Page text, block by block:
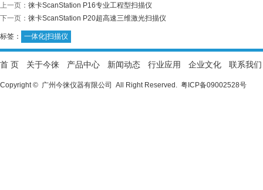
上一页： 徕卡ScanStation P16专业工程型扫描仪
下一页： 徕卡ScanStation P20超高速三维激光扫描仪
标签： 一体化|扫描仪
首 页 关于今徕 产品中心 新闻动态 行业应用 企业文化 联系我们
Copyright © 广州今徕仪器有限公司 All Right Reserved. 粤ICP备09002528号